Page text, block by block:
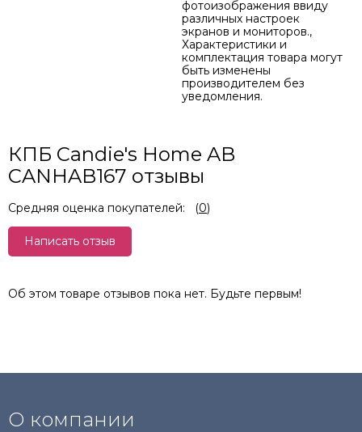
фотоизображения ввиду
различных настроек
экранов и мониторов.,
Характеристики и
комплектация товара могут
быть изменены
производителем без
уведомления.
КПБ Candie's Home AB
CANHAB167 отзывы
Средняя оценка покупателей: (0)
Написать отзыв
Об этом товаре отзывов пока нет. Будьте первым!
О компании